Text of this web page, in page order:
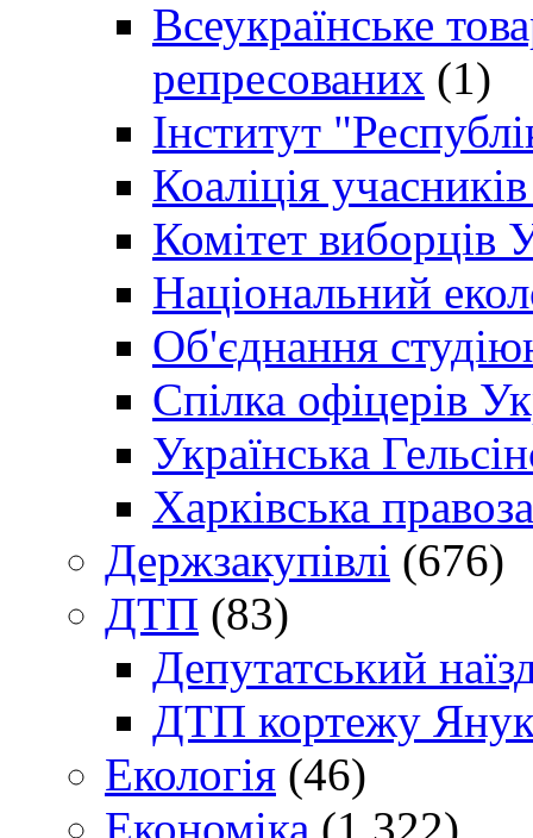
Всеукраїнське
репресованих (1)
Інститут
Коаліція
Комітет виборців
Національний
Об'єднання
Спілка офіцерів
Українська
Харківська
Держзакупівлі (676)
ДТП (83)
Депутатський
ДТП кортежу
Екологія (46)
Економіка (1 322)